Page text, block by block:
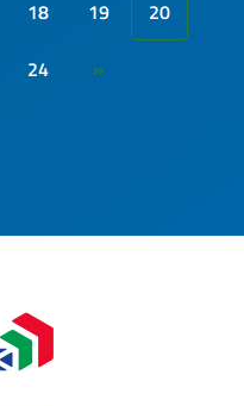
18 19
20
24 »